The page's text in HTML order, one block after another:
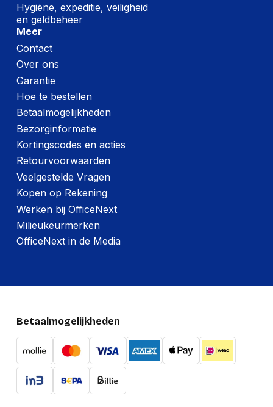
Hygiëne, expeditie, veiligheid
en geldbeheer
Meer
Contact
Over ons
Garantie
Hoe te bestellen
Betaalmogelijkheden
Bezorginformatie
Kortingscodes en acties
Retourvoorwaarden
Veelgestelde Vragen
Kopen op Rekening
Werken bij OfficeNext
Milieukeurmerken
OfficeNext in de Media
Betaalmogelijkheden